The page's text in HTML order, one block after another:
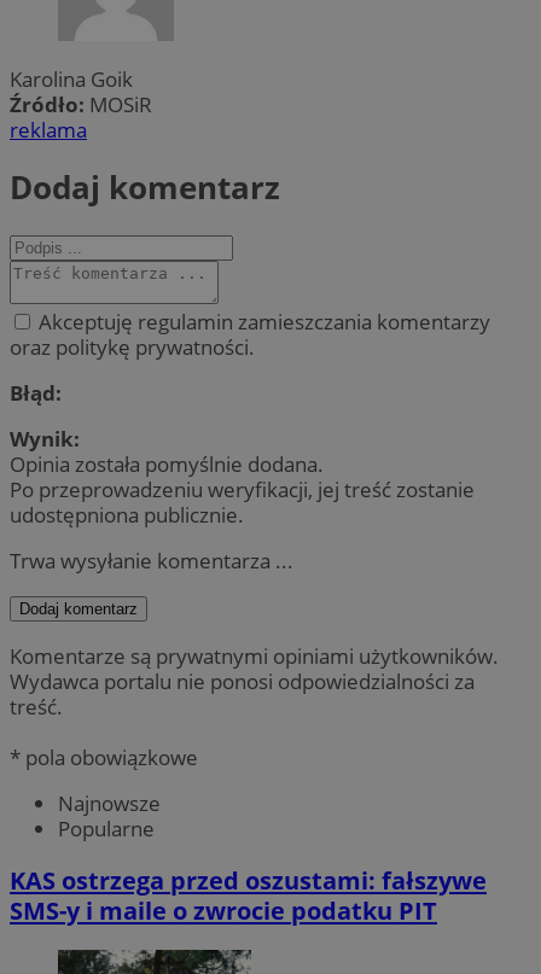
Karolina Goik
Źródło: MOSiR
reklama
Dodaj komentarz
Akceptuję regulamin zamieszczania komentarzy
oraz politykę prywatności.
Błąd:
Wynik:
Opinia została pomyślnie dodana.
Po przeprowadzeniu weryfikacji, jej treść zostanie
udostępniona publicznie.
Trwa wysyłanie komentarza ...
Dodaj komentarz
Komentarze są prywatnymi opiniami użytkowników.
Wydawca portalu nie ponosi odpowiedzialności za
treść.
* pola obowiązkowe
Najnowsze
Popularne
KAS ostrzega przed oszustami: fałszywe
SMS-y i maile o zwrocie podatku PIT